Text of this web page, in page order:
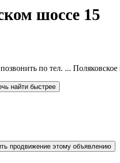
шоссе 15
по тел. ...
найти быстрее
продвижение этому объявлению